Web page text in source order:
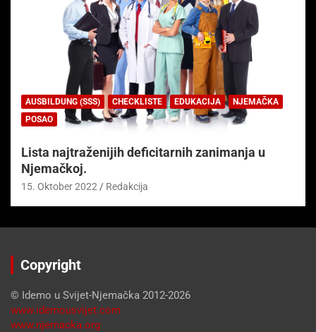
AUSBILDUNG (SSS) CHECKLISTE EDUKACIJA
NJEMAČKA
POSAO
Lista najtraženijih deficitarnih zanimanja u
Njemačkoj.
15. Oktober 2022 Redakcija
Copyright
© Idemo u Svijet-Njemačka 2012-2026
www.idemousvijet.com
www.njemacka.org